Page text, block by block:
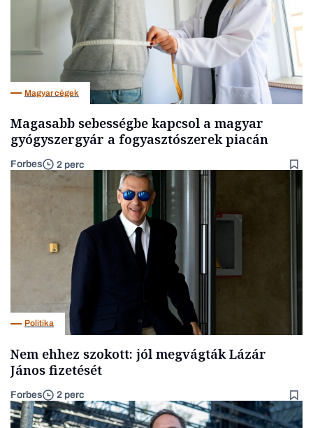
Magyar cégek
Magasabb sebességbe kapcsol a magyar
gyógyszergyár a fogyasztószerek piacán
Forbes 2 perc
Politika
Nem ehhez szokott: jól megvágták Lázár
János fizetését
Forbes 2 perc